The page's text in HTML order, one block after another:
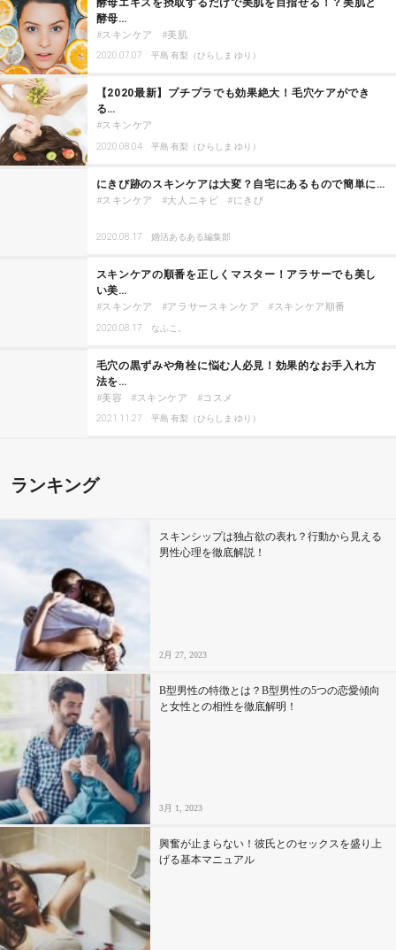
酵母エキスを摂取するだけで美肌を目指せる！？美肌と
酵母…
スキンケア 美肌
2020.07.07 平島 有梨（ひらしま ゆり）
【2020最新】プチプラでも効果絶大！毛穴ケアができ
る…
スキンケア
2020.08.04 平島 有梨（ひらしま ゆり）
にきび跡のスキンケアは大変？自宅にあるもので簡単に…
スキンケア 大人ニキビ にきび
2020.08.17 婚活あるある編集部
スキンケアの順番を正しくマスター！アラサーでも美し
い美…
スキンケア アラサースキンケア スキンケア順番
2020.08.17 なふこ。
毛穴の黒ずみや角栓に悩む人必見！効果的なお手入れ方
法を…
美容 スキンケア コスメ
2021.11.27 平島 有梨（ひらしま ゆり）
ランキング
スキンシップは独占欲の表れ？行動から見える
男性心理を徹底解説！
2月 27, 2023
B型男性の特徴とは？B型男性の5つの恋愛傾向
と女性との相性を徹底解明！
3月 1, 2023
興奮が止まらない！彼氏とのセックスを盛り上
げる基本マニュアル